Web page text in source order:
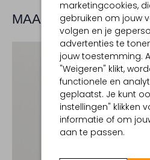
marketingcookies,
gebruiken om jouw
volgen en je
advertenties te
jouw toestemming.
"Weigeren" klikt,
functionele en
geplaatst. Je kunt
instellingen" klikken
informatie of om
aan te passen.
MAAK JE LOOK